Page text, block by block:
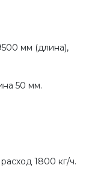
мм (длина),
50 мм.
1800 кг/ч.